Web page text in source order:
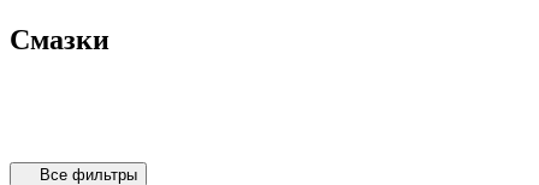
Смазки
Все фильтры